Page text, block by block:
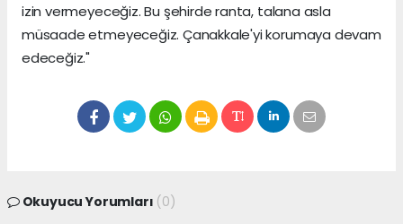
izin vermeyeceğiz. Bu şehirde ranta, talana asla
müsaade etmeyeceğiz. Çanakkale'yi korumaya devam
edeceğiz."
Okuyucu Yorumları (0)